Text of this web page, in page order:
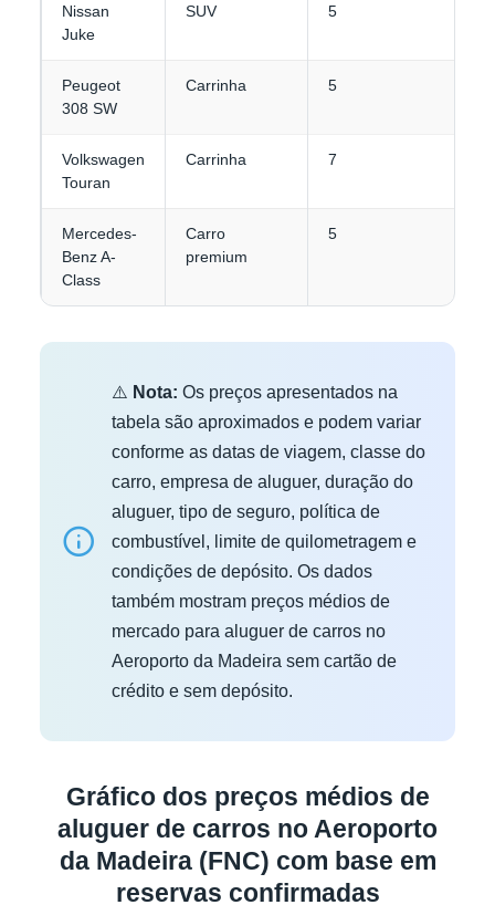
Nissan
Juke
SUV 5
Peugeot
308 SW
Carrinha 5
Volkswagen
Touran
Carrinha 7
Mercedes-
Benz A-
Class
Carro
premium
5
⚠️ Nota: Os preços apresentados na
tabela são aproximados e podem variar
conforme as datas de viagem, classe do
carro, empresa de aluguer, duração do
aluguer, tipo de seguro, política de
combustível, limite de quilometragem e
condições de depósito. Os dados
também mostram preços médios de
mercado para aluguer de carros no
Aeroporto da Madeira sem cartão de
crédito e sem depósito.
Gráfico dos preços médios de
aluguer de carros no Aeroporto
da Madeira (FNC) com base em
reservas confirmadas